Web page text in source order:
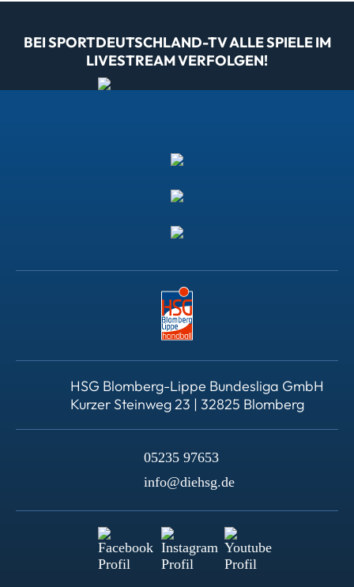
BEI SPORTDEUTSCHLAND-TV ALLE SPIELE IM
LIVESTREAM VERFOLGEN!
HSG Blomberg-Lippe Bundesliga GmbH
Kurzer Steinweg 23 | 32825 Blomberg
05235 97653
info@diehsg.de